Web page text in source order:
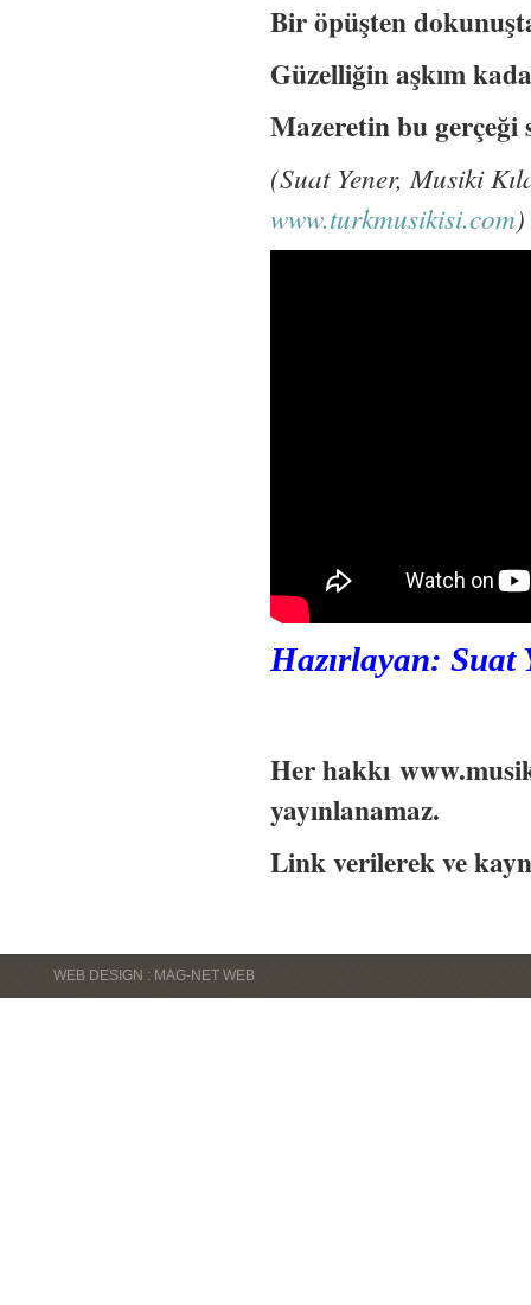
Bir öpüşten
Güzelliğin aşkım
Mazeretin bu gerçeği
(Suat Yener, Musiki
www.turkmusikisi.com)
Hazırlayan: Suat
Her hakkı
yayınlanamaz.
Link verilerek ve
WEB DESIGN : MAG-NET WEB